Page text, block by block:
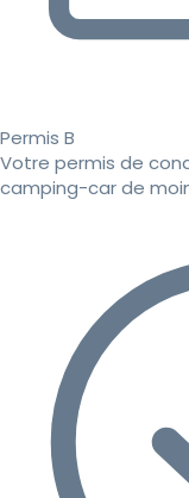
Permis B
Votre permis de
camping-car de